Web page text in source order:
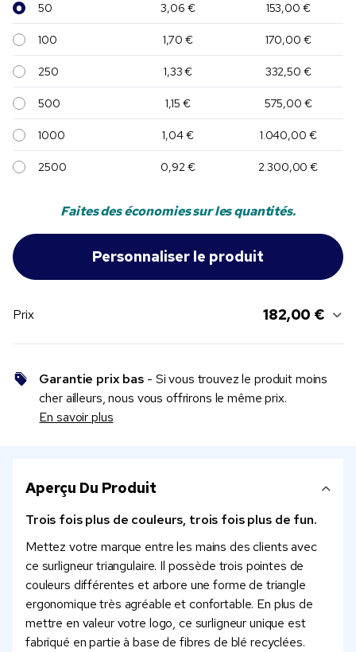
50 3,06 € 153,00 €
100 1,70 € 170,00 €
250 1,33 € 332,50 €
500 1,15 € 575,00 €
1000 1,04 € 1.040,00 €
2500 0,92 € 2.300,00 €
Faites des économies sur les quantités.
Prix 182,00 €
Garantie prix bas - Si vous trouvez le produit moins
cher ailleurs, nous vous offrirons le même prix.
En savoir plus
Aperçu Du Produit
Trois fois plus de couleurs, trois fois plus de fun.
Mettez votre marque entre les mains des clients avec
ce surligneur triangulaire. Il possède trois pointes de
couleurs différentes et arbore une forme de triangle
ergonomique très agréable et confortable. En plus de
mettre en valeur votre logo, ce surligneur unique est
fabriqué en partie à base de fibres de blé recyclées.